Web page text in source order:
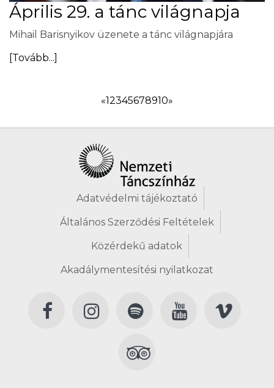
Április 29. a tánc világnapja
Mihail Barisnyikov üzenete a tánc világnapjára
[Tovább...]
«12345678910»
Adatvédelmi tájékoztató
Általános Szerződési Feltételek
Közérdekű adatok
Akadálymentesítési nyilatkozat